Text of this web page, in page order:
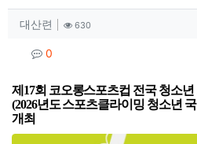
작성자 정보
대산련 작성630조회
컨텐츠 정보
0
본문
제 17회 코오롱스포츠컵 전국 청소
(2026년도 스포츠클라이밍 청소년
개최